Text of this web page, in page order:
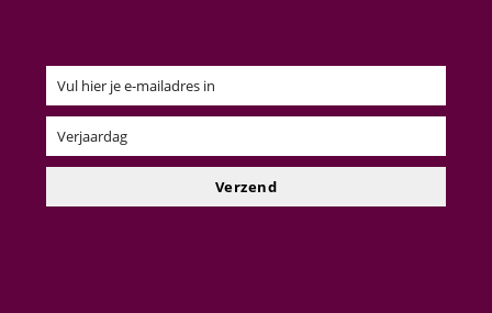
Email
Vul hier je e-mailadres in
Verjaardag
Verjaardag
Verzend